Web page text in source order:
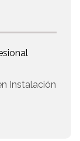
Instalación